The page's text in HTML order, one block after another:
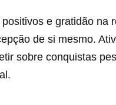
e gratidão na
de si mesmo.
sobre conquistas